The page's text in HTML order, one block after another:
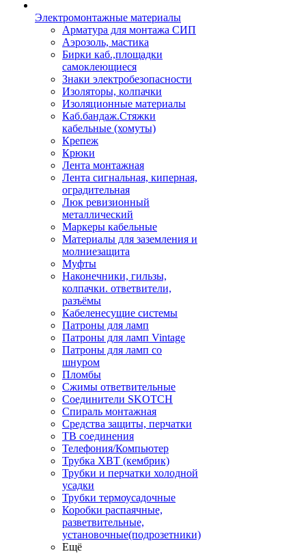
Электромонтажные материалы
Арматура для монтажа СИП
Аэрозоль, мастика
Бирки каб.,площадки
самоклеющиеся
Знаки электробезопасности
Изоляторы, колпачки
Изоляционные материалы
Каб.бандаж.Стяжки
кабельные (хомуты)
Крепеж
Крюки
Лента монтажная
Лента сигнальная, киперная,
оградительная
Люк ревизионный
металлический
Маркеры кабельные
Материалы для заземления и
молниезащита
Муфты
Наконечники, гильзы,
колпачки. ответвители,
разъёмы
Кабеленесущие системы
Патроны для ламп
Патроны для ламп Vintage
Патроны для ламп со
шнуром
Пломбы
Сжимы ответвительные
Соединители SKOTCH
Спираль монтажная
Средства защиты, перчатки
ТВ соединения
Телефония/Компьютер
Трубка ХВТ (кембрик)
Трубки и перчатки холодной
усадки
Трубки термоусадочные
Коробки распаячные,
разветвительные,
установочные(подрозетники)
Ещё